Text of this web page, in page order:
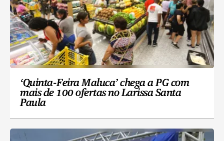
‘Quinta-Feira Maluca’ chega a PG com
mais de 100 ofertas no Larissa Santa
Paula